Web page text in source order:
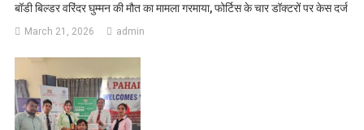
बॉडी बिल्डर वरिंदर घुम्मन की मौत का मामला गरमाया, फोर्टिस के चार डॉक्टरों पर केस दर्ज
March 21, 2026 admin